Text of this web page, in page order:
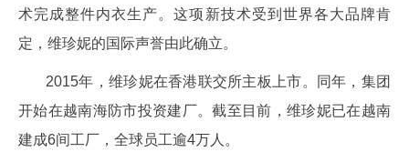
术完成整件内衣生产。这项新技术受到世界各大品牌肯
定，维珍妮的国际声誉由此确立。
2015年，维珍妮在香港联交所主板上市。同年，集团
开始在越南海防市投资建厂。截至目前，维珍妮已在越南
建成6间工厂，全球员工逾4万人。